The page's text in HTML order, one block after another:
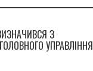
З
УПРАВЛІННЯ